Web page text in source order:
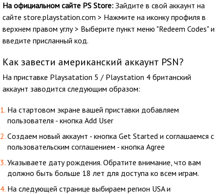
На официальном сайте PS Store: Зайдите в свой аккаунт на
сайте store.playstation.com > Нажмите на иконку профиля в
верхнем правом углу > Выберите пункт меню "Redeem Codes" и
введите присланный код.
Как завести американский аккаунт PSN?
На приставке Playsatation 5 / Playstation 4 британский
аккаунт заводится следующим образом:
На стартовом экране вашей приставки добавляем
пользователя - кнопка Add User
Cоздаем новый аккаунт - кнопка Get Started и соглашаемся с
пользовательским соглашением - кнопка Agree
Указываете дату рождения. Обратите внимание, что вам
должно быть больше 18 лет для доступа ко всем играм.
На следующей странице выбираем регион USA и